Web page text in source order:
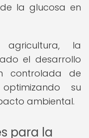
la glucosa en
la
el desarrollo
controlada de
su
ambiental.
para la